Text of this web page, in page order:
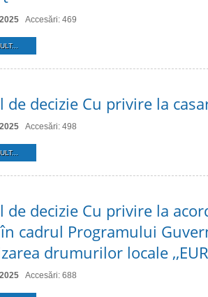
Accesări: 469
de decizie Cu privire la
Accesări: 498
de decizie Cu privire la
cadrul Programului
drumurilor locale
Accesări: 688